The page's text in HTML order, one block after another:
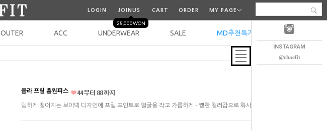
INSTAGRAM
@chaefit
LOGIN JOINUS
28,000WON
CART ORDER MY PAGE
OUTER ACC UNDERWEAR SALE MD추천특가 오늘출발
올라 프릴 훌원피스
딥하게 떨어지는 브이넥 디자인에 프릴 포인트로 얼굴을 작고 갸름하게 - 쨍한 컬러감으로 화사함까지 !